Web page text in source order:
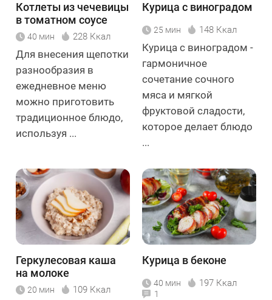
Котлеты из чечевицы
в томатном соусе
40 мин 228 Ккал
Для внесения щепотки
разнообразия в
ежедневное меню
можно приготовить
традиционное блюдо,
используя ...
Курица с виноградом
25 мин 148 Ккал
Курица с виноградом -
гармоничное
сочетание сочного
мяса и мягкой
фруктовой сладости,
которое делает блюдо
...
Геркулесовая каша
на молоке
20 мин 109 Ккал
Курица в беконе
40 мин 197 Ккал
1